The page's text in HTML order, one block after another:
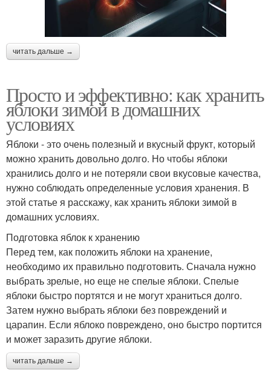
читать дальше →
Просто и эффективно: как хранить
яблоки зимой в домашних
условиях
Яблоки - это очень полезный и вкусный фрукт, который
можно хранить довольно долго. Но чтобы яблоки
хранились долго и не потеряли свои вкусовые качества,
нужно соблюдать определенные условия хранения. В
этой статье я расскажу, как хранить яблоки зимой в
домашних условиях.
Подготовка яблок к хранению
Перед тем, как положить яблоки на хранение,
необходимо их правильно подготовить. Сначала нужно
выбрать зрелые, но еще не спелые яблоки. Спелые
яблоки быстро портятся и не могут храниться долго.
Затем нужно выбрать яблоки без повреждений и
царапин. Если яблоко повреждено, оно быстро портится
и может заразить другие яблоки.
читать дальше →